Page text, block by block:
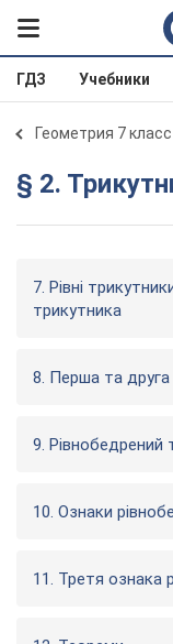
ГДЗ Учебники
Геометрия 7
§ 2.
7. Рівні
трикутника
8. Перша та друга
9. Рівнобедрений
10. Ознаки
11. Третя ознака